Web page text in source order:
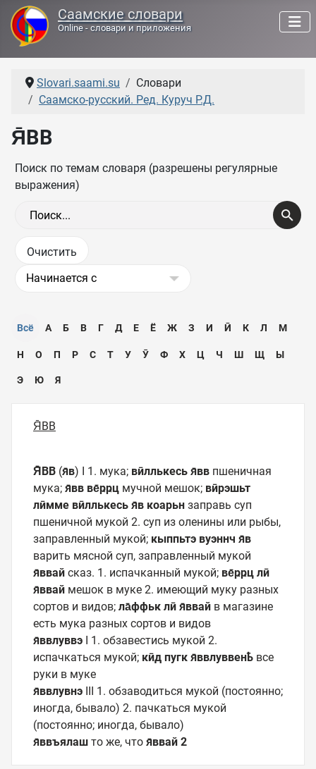
Саамские словари
Online - словари и приложения
Slovari.saami.su
Словари
Саамско-русский. Ред. Куруч Р.Д.
Я̄ВВ
Поиск по темам словаря (разрешены регулярные
выражения)
Всё А Б В Г Д Е Ё Ж З И Ӣ К Л М
Н О П Р С Т У Ӯ Ф Х Ц Ч Ш Щ Ы
Э Ю Я
Я̄ВВ
Я̄ВВ (я̄в) I 1. мука; вӣллькесь я̄вв пшеничная
мука; я̄вв ве̄ҏҏц мучной мешок; вӣрэшьт
лӣмме вӣллькесь я̄в коарьн заправь суп
пшеничной мукой 2. суп из оленины или рыбы,
заправленный мукой; кыппьтэ вуэннч я̄в
варить мясной суп, заправленный мукой
я̄ввай сказ. 1. испачканный мукой; ве̄ҏҏц лӣ
я̄ввай мешок в муке 2. имеющий муку разных
сортов и видов; ла̄ффьк лӣ я̄ввай в магазине
есть мука разных сортов и видов
я̄ввлуввэ I 1. обзавестись мукой 2.
испачкаться мукой; кӣд пугк я̄ввлуввенҍ все
руки в муке
я̄ввлувнэ III 1. обзаводиться мукой (постоянно;
иногда, бывало) 2. пачкаться мукой
(постоянно; иногда, бывало)
я̄ввъялаш то же, что я̄ввай 2